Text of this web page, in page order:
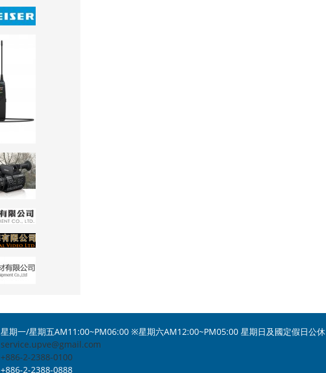
星期一/星期五AM11:00~PM06:00 ※星期六AM12:00~PM05:00 星期日及國定假日公休
service.upve@gmail.com
+886-2-2388-0100
+886-2-2388-0888